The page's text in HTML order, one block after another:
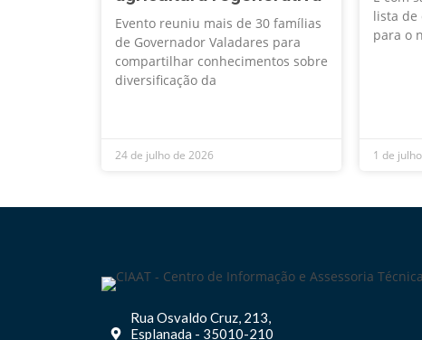
Evento reuniu mais de 30 famílias
de Governador Valadares para
compartilhar conhecimentos sobre
diversificação da
24 de julho de 2026
lista de
para o
1 de
Rua Osvaldo Cruz, 213,
Esplanada - 35010-210